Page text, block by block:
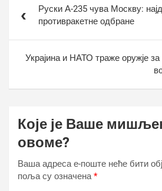
чланкаРуски А-235 чува Москву:
противракетне одбране
Украјина и НАТО траже оружје
Које је Ваше
овоме?
Ваша адреса е-поште неће бити
поља су означена*